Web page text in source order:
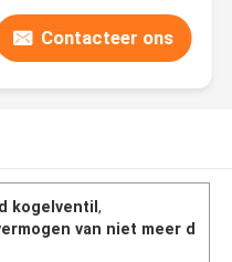
Contacteer ons
kogelventil,
van niet meer d